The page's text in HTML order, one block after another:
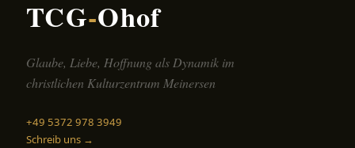
TCG-Ohof
Glaube, Liebe, Hoffnung als Dynamik im
christlichen Kulturzentrum Meinersen
+49 5372 978 3949
Schreib uns →